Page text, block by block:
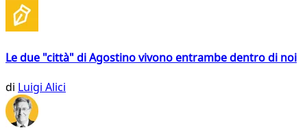
Le due "città" di Agostino vivono entrambe dentro di noi
di Luigi Alici